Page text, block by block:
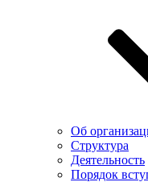
Об
Структура
Деятельность
Порядок